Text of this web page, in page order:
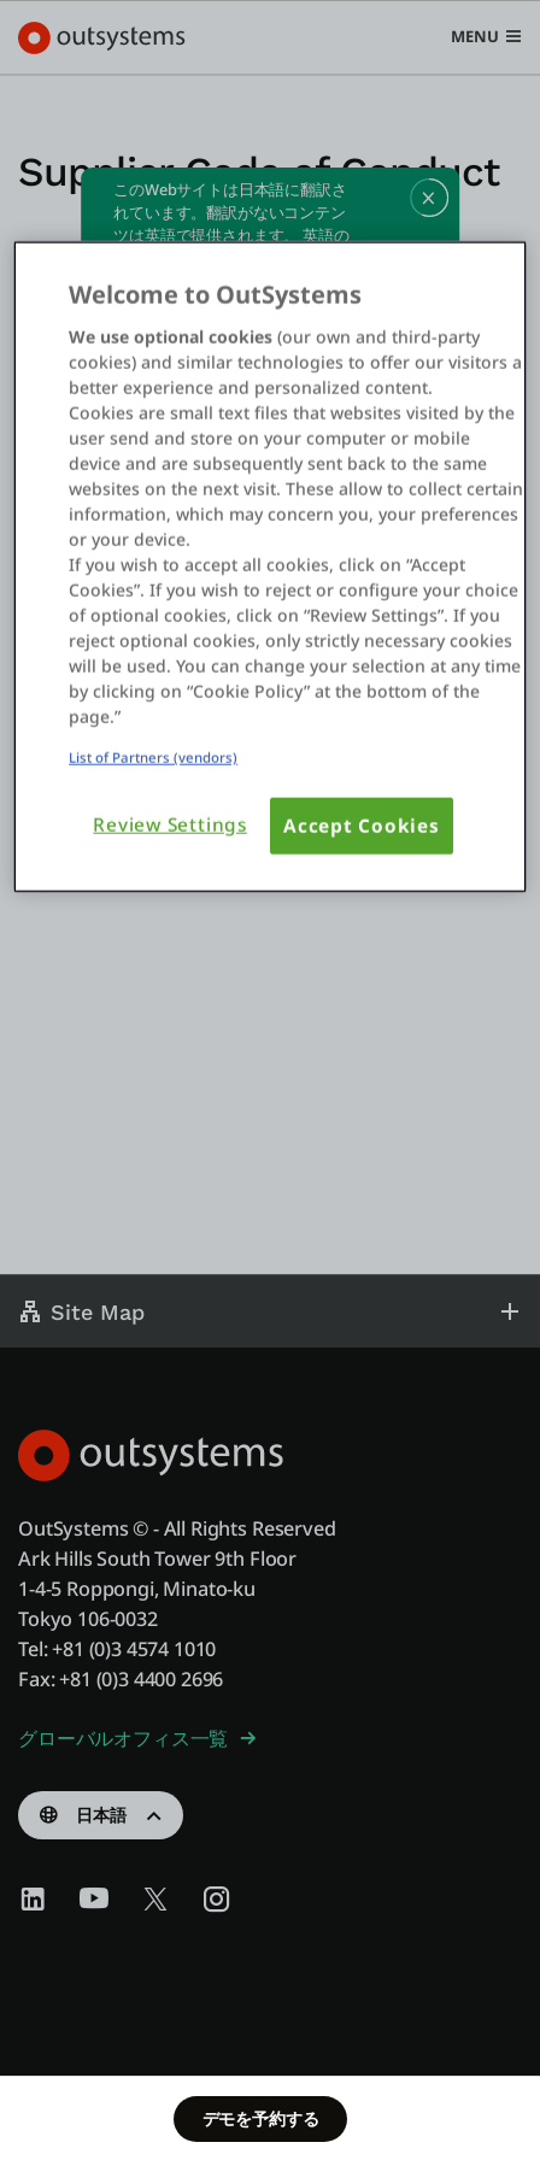
MENU
プラットフォーム
ユースケース
ソリューション
開発者
OutSystemsについて
ログイン
無償トライアル
お問い合わせ
日本語
Search in OutSystems
デモを予約する
このWebサイトは日本語に翻訳さ
れています。翻訳がないコンテン
ツは英語で提供されます。 英語の
をクリックしてください。
Supplier Code of Conduct
Site Map
OutSystems © - All Rights Reserved
Ark Hills South Tower 9th Floor
1-4-5 Roppongi, Minato-ku
Tokyo 106-0032
Tel: +81 (0)3 4574 1010
Fax: +81 (0)3 4400 2696
グローバルオフィス一覧
日本語
Welcome to OutSystems
We use optional cookies (our own and third-party
cookies) and similar technologies to offer our visitors a
better experience and personalized content.
Cookies are small text files that websites visited by the
user send and store on your computer or mobile
device and are subsequently sent back to the same
websites on the next visit. These allow to collect certain
information, which may concern you, your preferences
or your device.
If you wish to accept all cookies, click on “Accept
Cookies”. If you wish to reject or configure your choice
of optional cookies, click on “Review Settings”. If you
reject optional cookies, only strictly necessary cookies
will be used. You can change your selection at any time
by clicking on “Cookie Policy” at the bottom of the
page.”
List of Partners (vendors)
Review Settings Accept Cookies